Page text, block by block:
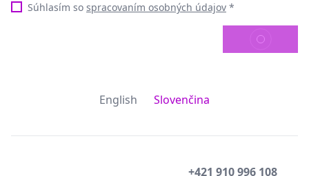
Súhlasím so spracovaním osobných údajov *
ODOSLAŤ
English Slovenčina
+421 910 996 108